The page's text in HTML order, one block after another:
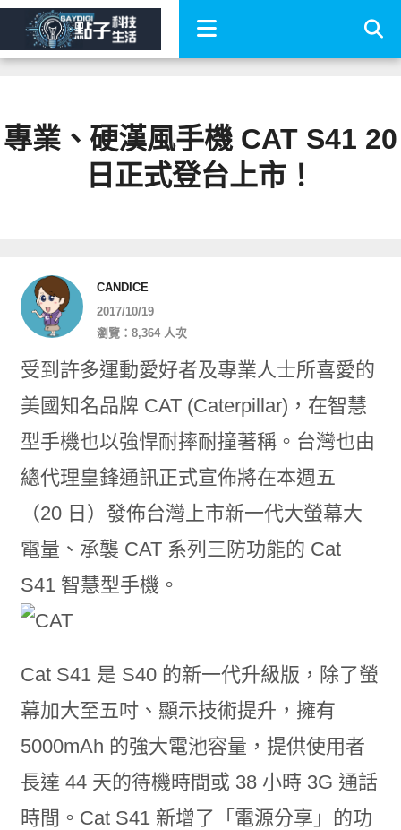
專業、硬漢風手機 CAT S41 20
日正式登台上市！
CANDICE
2017/10/19
瀏覽：8,364 人次
受到許多運動愛好者及專業人士所喜愛的
美國知名品牌 CAT (Caterpillar)，在智慧
型手機也以強悍耐摔耐撞著稱。台灣也由
總代理皇鋒通訊正式宣佈將在本週五
（20 日）發佈台灣上市新一代大螢幕大
電量、承襲 CAT 系列三防功能的 Cat
S41 智慧型手機。
Cat S41 是 S40 的新一代升級版，除了螢
幕加大至五吋、顯示技術提升，擁有
5000mAh 的強大電池容量，提供使用者
長達 44 天的待機時間或 38 小時 3G 通話
時間。Cat S41 新增了「電源分享」的功